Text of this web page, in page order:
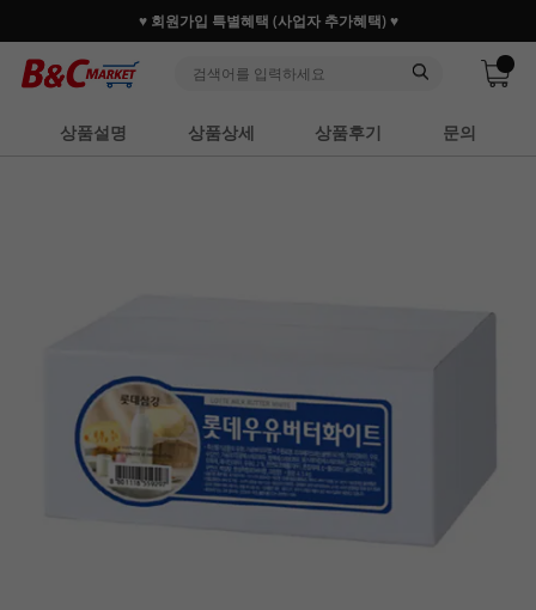
♥ 회원가입 특별혜택 (사업자 추가혜택) ♥
상품설명 상품상세 상품후기 문의